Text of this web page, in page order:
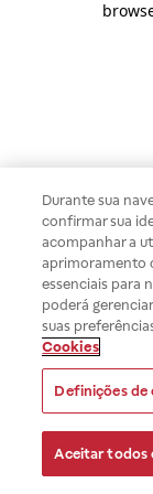
Durante sua
confirmar sua
acompanhar a
aprimoramento
essenciais para
poderá
suas
Cookies
Definições de
Aceitar todos